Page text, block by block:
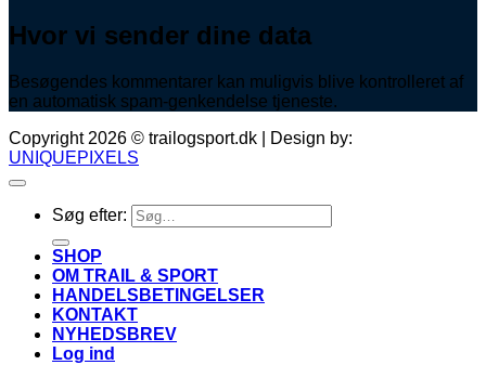
Hvor vi sender dine data
Besøgendes kommentarer kan muligvis blive kontrolleret af
en automatisk spam-genkendelse tjeneste.
Copyright 2026 © trailogsport.dk | Design by:
UNIQUEPIXELS
Søg efter:
SHOP
OM TRAIL & SPORT
HANDELSBETINGELSER
KONTAKT
NYHEDSBREV
Log ind